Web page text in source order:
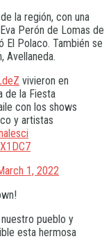
la región, con una
Perón de Lomas de
El Polaco. También se
Avellaneda.
vivieron en
de la Fiesta
con los shows
y artistas
1, 2022
pueblo y
esta hermosa